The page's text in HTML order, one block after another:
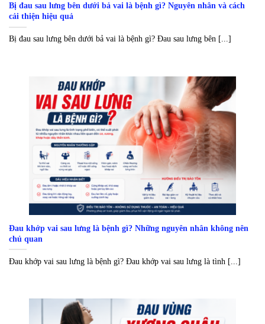
Bị đau sau lưng bên dưới bả vai là bệnh gì? Nguyên nhân và cách
cải thiện hiệu quả
Bị đau sau lưng bên dưới bả vai là bệnh gì? Đau sau lưng bên [...]
Đau khớp vai sau lưng là bệnh gì? Những nguyên nhân không nên
chủ quan
Đau khớp vai sau lưng là bệnh gì? Đau khớp vai sau lưng là tình [...]